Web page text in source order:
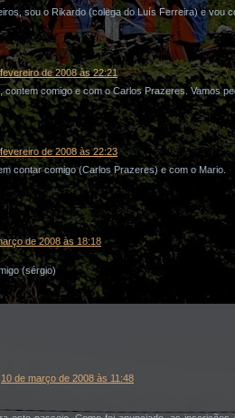
sou o Rikardo (colega do Luís Ferreira) e vou
de 2008 às 22:21
contem comigo e com o Carlos Prazeres. Vamos
de 2008 às 22:23
contar comigo (Carlos Prazeres) e com o Mario.
de 2008 às 18:18
(sérgio)
10 de março de 2008 às 11:48